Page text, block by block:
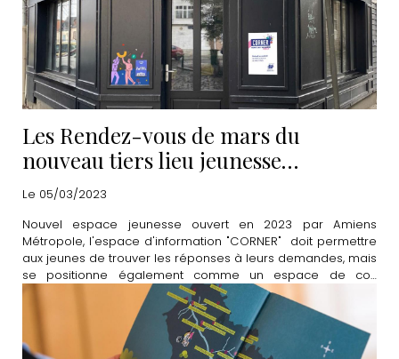
Les Rendez-vous de mars du
nouveau tiers lieu jeunesse
"CORNER"
Le 05/03/2023
Nouvel espace jeunesse ouvert en 2023 par Amiens
Métropole, l'espace d'information "CORNER" doit permettre
aux jeunes de trouver les réponses à leurs demandes, mais
se positionne également comme un espace de co-
construction et de partage. Découvrez le programme
complet du mois de mars.